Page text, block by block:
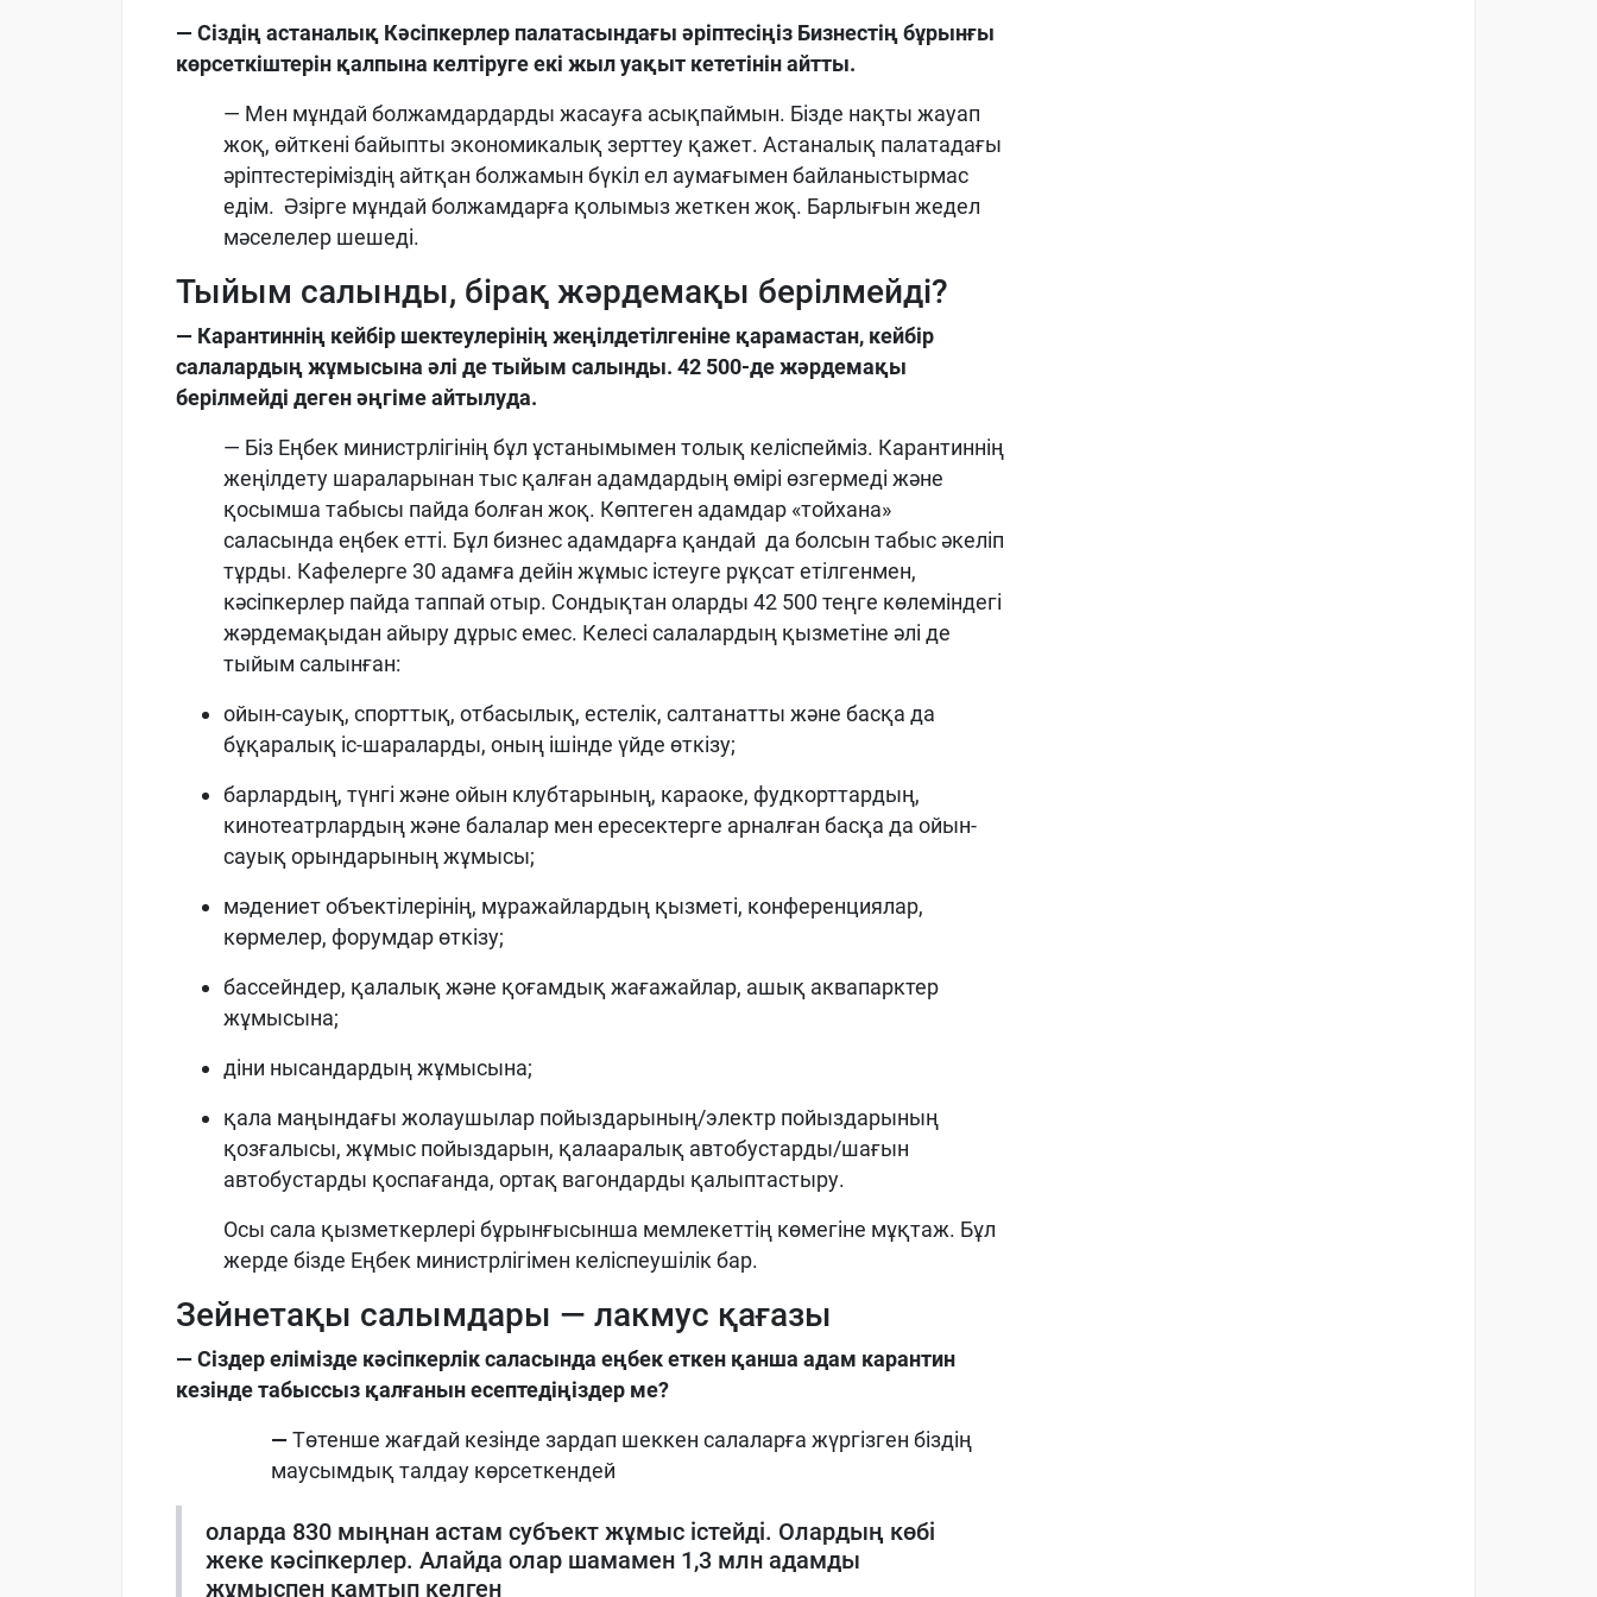
— Сіздің астаналық Кәсіпкерлер палатасындағы әріптесіңіз Бизнестің бұрынғы
көрсеткіштерін қалпына келтіруге екі жыл уақыт кететінін айтты.
— Мен мұндай болжамдардарды жасауға асықпаймын. Бізде нақты жауап
жоқ, өйткені байыпты экономикалық зерттеу қажет. Астаналық палатадағы
әріптестеріміздің айтқан болжамын бүкіл ел аумағымен байланыстырмас
едім. Әзірге мұндай болжамдарға қолымыз жеткен жоқ. Барлығын жедел
мәселелер шешеді.
Тыйым салынды, бірақ жәрдемақы берілмейді?
— Карантиннің кейбір шектеулерінің жеңілдетілгеніне қарамастан, кейбір
салалардың жұмысына әлі де тыйым салынды. 42 500-де жәрдемақы
берілмейді деген әңгіме айтылуда.
— Біз Еңбек министрлігінің бұл ұстанымымен толық келіспейміз. Карантиннің
жеңілдету шараларынан тыс қалған адамдардың өмірі өзгермеді және
қосымша табысы пайда болған жоқ. Көптеген адамдар «тойхана»
саласында еңбек етті. Бұл бизнес адамдарға қандай да болсын табыс әкеліп
тұрды. Кафелерге 30 адамға дейін жұмыс істеуге рұқсат етілгенмен,
кәсіпкерлер пайда таппай отыр. Сондықтан оларды 42 500 теңге көлеміндегі
жәрдемақыдан айыру дұрыс емес. Келесі салалардың қызметіне әлі де
тыйым салынған:
ойын-сауық, спорттық, отбасылық, естелік, салтанатты және басқа да
бұқаралық іс-шараларды, оның ішінде үйде өткізу;
барлардың, түнгі және ойын клубтарының, караоке, фудкорттардың,
кинотеатрлардың және балалар мен ересектерге арналған басқа да ойын-
сауық орындарының жұмысы;
мәдениет объектілерінің, мұражайлардың қызметі, конференциялар,
көрмелер, форумдар өткізу;
бассейндер, қалалық және қоғамдық жағажайлар, ашық аквапарктер
жұмысына;
діни нысандардың жұмысына;
қала маңындағы жолаушылар пойыздарының/электр пойыздарының
қозғалысы, жұмыс пойыздарын, қалааралық автобустарды/шағын
автобустарды қоспағанда, ортақ вагондарды қалыптастыру.
Осы сала қызметкерлері бұрынғысынша мемлекеттің көмегіне мұқтаж. Бұл
жерде бізде Еңбек министрлігімен келіспеушілік бар.
Зейнетақы салымдары — лакмус қағазы
— Сіздер елімізде кәсіпкерлік саласында еңбек еткен қанша адам карантин
кезінде табыссыз қалғанын есептедіңіздер ме?
— Төтенше жағдай кезінде зардап шеккен салаларға жүргізген біздің
маусымдық талдау көрсеткендей
оларда 830 мыңнан астам субъект жұмыс істейді. Олардың көбі
жеке кәсіпкерлер. Алайда олар шамамен 1,3 млн адамды
жұмыспен қамтып келген